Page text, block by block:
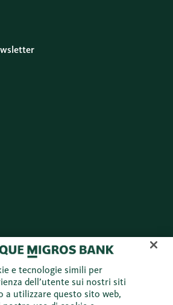
Blog Instagram Youtube
e tecnologie simili per
dell’utente sui nostri siti
a utilizzare questo sito web,